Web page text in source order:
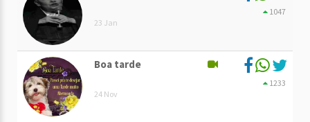
23 Jan
1047
Boa tarde
24 Nov
1233